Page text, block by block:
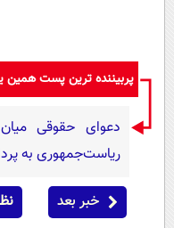
پربیننده ترین پست
دعوای حقوقی
ریاست‌جمهوری به پرداخت ۱۳۸ هزار
خبر بعد